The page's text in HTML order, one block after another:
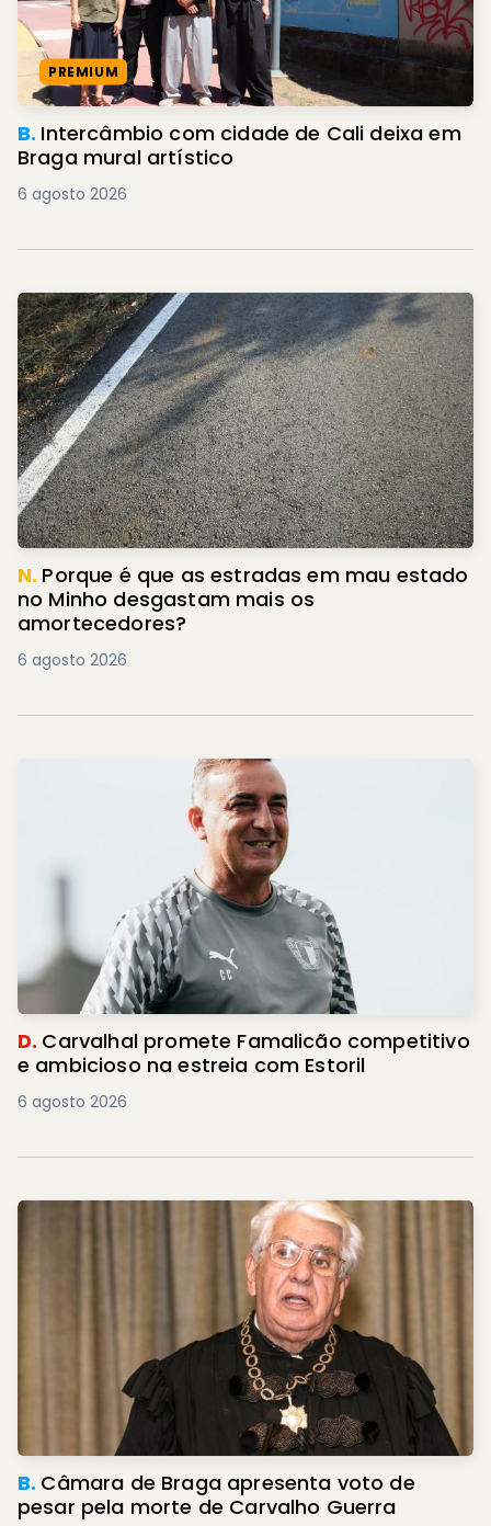
PREMIUM
B. Intercâmbio com cidade de Cali deixa em
Braga mural artístico
6 agosto 2026
N. Porque é que as estradas em mau estado
no Minho desgastam mais os
amortecedores?
6 agosto 2026
D. Carvalhal promete Famalicão competitivo
e ambicioso na estreia com Estoril
6 agosto 2026
B. Câmara de Braga apresenta voto de
pesar pela morte de Carvalho Guerra